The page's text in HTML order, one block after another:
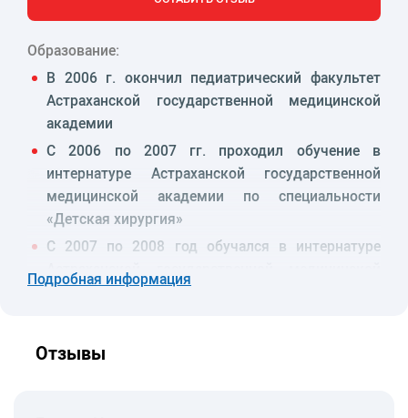
Образование:
В 2006 г. окончил педиатрический факультет
Астраханской государственной медицинской
академии
С 2006 по 2007 гг. проходил обучение в
интернатуре Астраханской государственной
медицинской академии по специальности
«Детская хирургия»
С 2007 по 2008 год обучался в интернатуре
Астраханской государственной медицинской
академии по специальности «Травматология и
Специализация
заболеваниями опорно-двигательного аппарата.
Подробная информация
Отзывы